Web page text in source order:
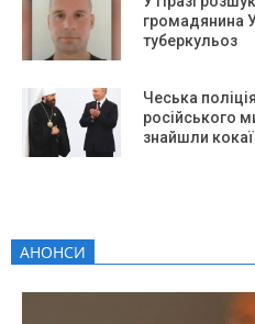
громадянина
туберкульоз
Чеська
російського
знайшли
АНОНСИ